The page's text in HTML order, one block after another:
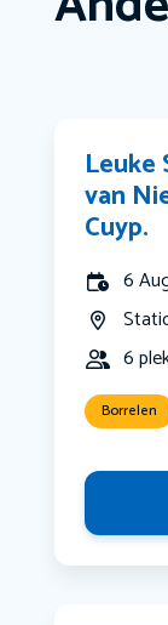
Leuke
van
Cuyp.
6
6
Borrelen